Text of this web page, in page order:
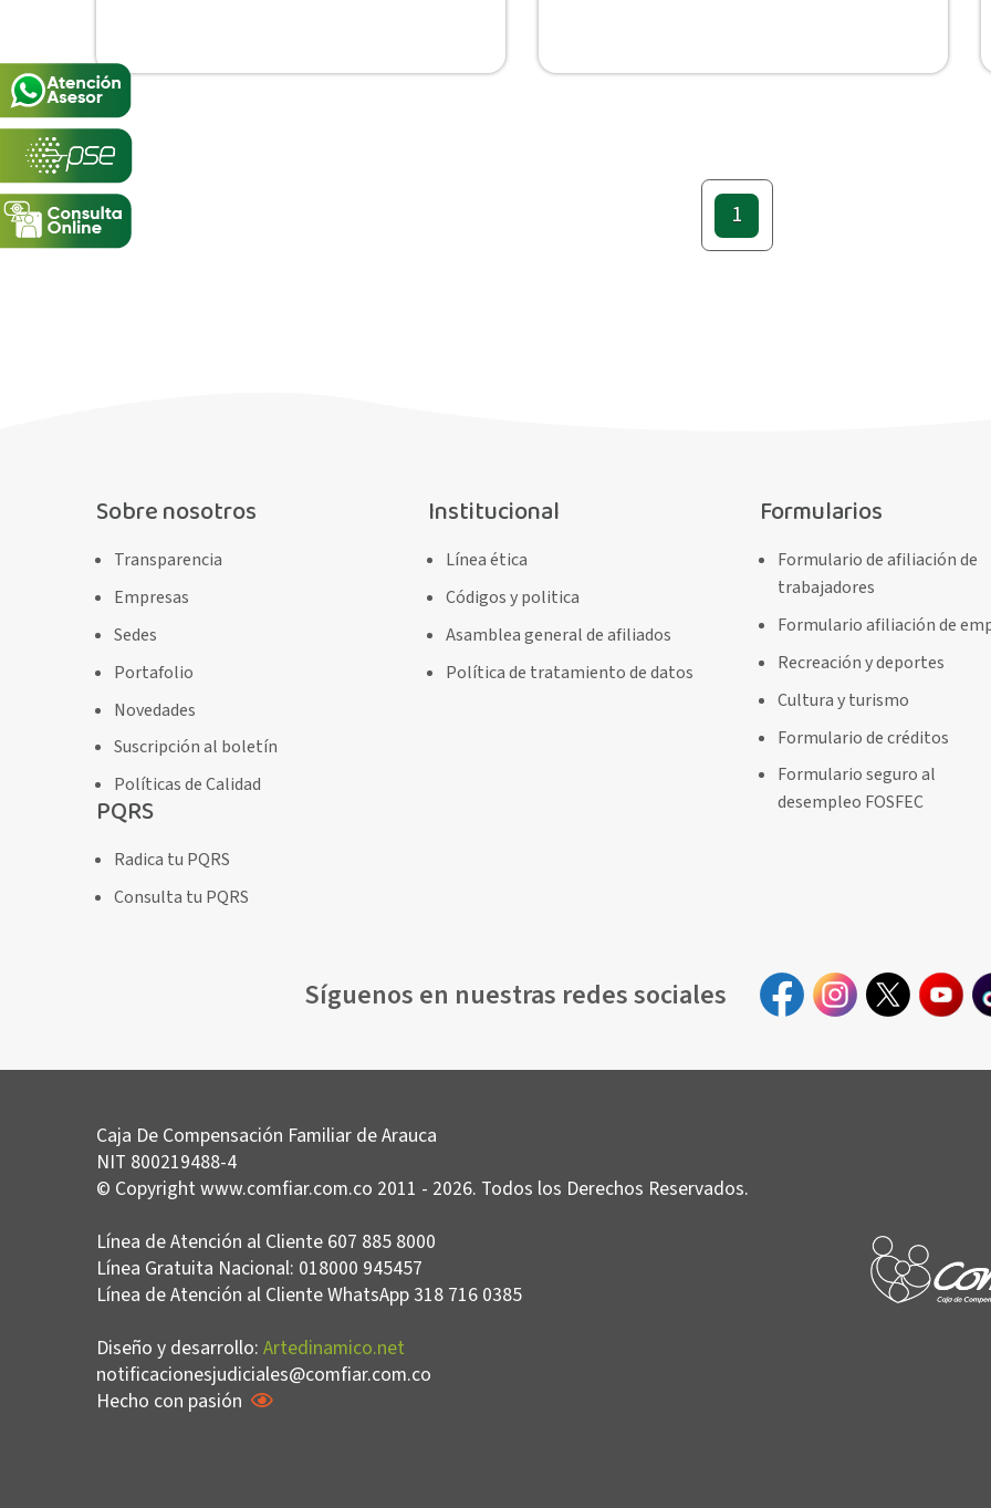
1
Sobre nosotros
Transparencia
Empresas
Sedes
Portafolio
Novedades
Suscripción al boletín
Políticas de Calidad
PQRS
Radica tu PQRS
Consulta tu PQRS
Institucional
Línea ética
Códigos y politica
Asamblea general de afiliados
Política de tratamiento de datos
Formularios
Formulario de afiliación de
trabajadores
Formulario afiliación de
Recreación y deportes
Cultura y turismo
Formulario de créditos
Formulario seguro al
desempleo FOSFEC
Síguenos en nuestras redes sociales
Caja De Compensación Familiar de Arauca
NIT 800219488-4
© Copyright www.comfiar.com.co 2011 - 2026. Todos los Derechos Reservados.
Línea de Atención al Cliente 607 885 8000
Línea Gratuita Nacional: 018000 945457
Línea de Atención al Cliente WhatsApp 318 716 0385
Diseño y desarrollo: Artedinamico.net
notificacionesjudiciales@comfiar.com.co
Hecho con pasión